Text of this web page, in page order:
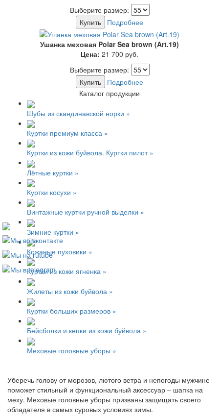
Выберите размер:
Купить
Подробнее
Ушанка меховая Polar Sea brown (Art.19)
Цена: 21 700 руб.
Выберите размер:
Купить
Подробнее
Каталог продукции
Шубы из скандинавской норки »
Куртки премиум класса »
Куртки из кожи буйвола. Куртки пилот »
Лётные куртки »
Куртки косухи »
Винтажные куртки ручной выделки »
Зимние куртки »
Кожаные пуховики »
Куртки из кожи ягненка »
Жилеты из кожи буйвола »
Куртки больших размеров »
Бейсболки и кепки из кожи буйвола »
Меховые головные уборы »
Уберечь голову от морозов, лютого ветра и непогоды мужчине
поможет стильный и функциональный аксессуар – шапка на
меху. Меховые головные уборы призваны защищать своего
обладателя в самых суровых условиях зимы.